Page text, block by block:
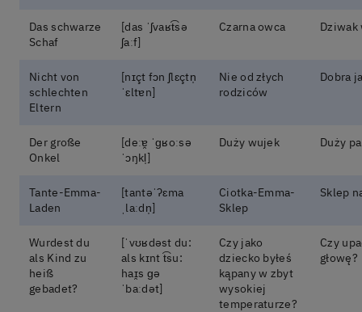
Das schwarze
Schaf
[das ˈʃvaʁt͡sə
ʃaːf]
Czarna owca
Nicht von
schlechten
Eltern
[nɪçt fɔn ʃlɛçtn̩
ˈɛltɐn]
Nie od złych
rodziców
Dobra
Der große
Onkel
[deːɐ̯ ˈɡʁoːsə
ˈɔŋkl̩]
Duży wujek Duży
Tante-Emma-
Laden
[tantəˈʔɛma
ˌlaːdn̩]
Ciotka-Emma-
Sklep
Sklep
Wurdest du
als Kind zu
heiß
gebadet?
[ˈvʊʁdəst du:
als kɪnt t͡su:
haɪ̯s ɡə
ˈbaːdət]
Czy jako
dziecko byłeś
kąpany w zbyt
wysokiej
temperaturze?
Czy
głowę?